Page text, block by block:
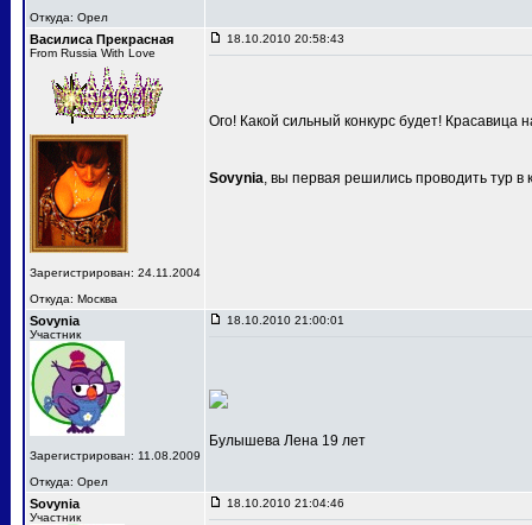
Откуда: Орел
Василиса Прекрасная
From Russia With Love
Зарегистрирован: 24.11.2004
Откуда: Москва
18.10.2010 20:58:43
Ого! Какой сильный конкурс будет! Красавица
Sovynia, вы первая решились проводить тур в
Sovynia
Участник
Зарегистрирован: 11.08.2009
Откуда: Орел
18.10.2010 21:00:01
Булышева Лена 19 лет
Sovynia
Участник
18.10.2010 21:04:46